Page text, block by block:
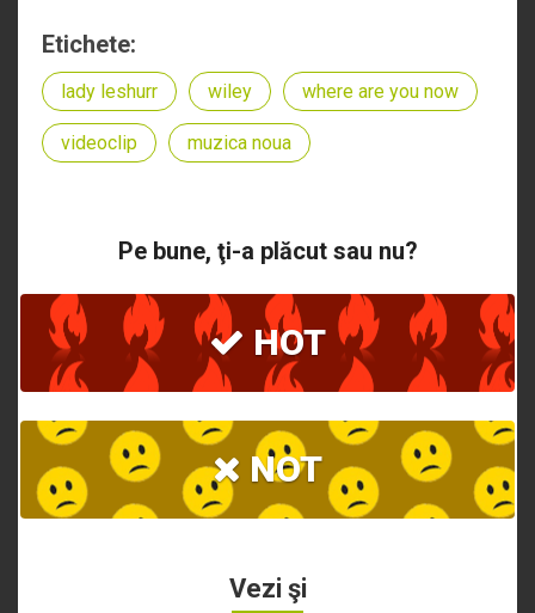
Etichete:
lady leshurr wiley where are you now
videoclip muzica noua
Pe bune, ţi-a plăcut sau nu?
HOT
NOT
Vezi şi